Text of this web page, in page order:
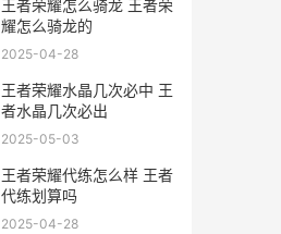
王者荣耀怎么骑龙 王者荣
耀怎么骑龙的
2025-04-28
王者荣耀水晶几次必中 王
者水晶几次必出
2025-05-03
王者荣耀代练怎么样 王者
代练划算吗
2025-04-28